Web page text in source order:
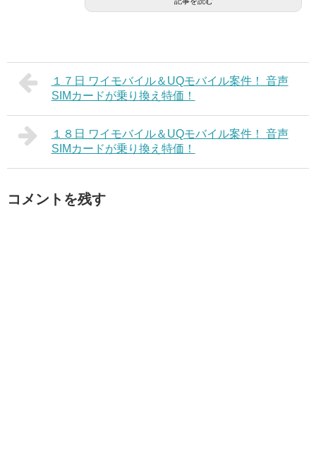
１７日 ワイモバイル＆UQモバイル案件！ 音声
SIMカードが乗り換え特価！
１８日 ワイモバイル＆UQモバイル案件！ 音声
SIMカードが乗り換え特価！
コメントを残す